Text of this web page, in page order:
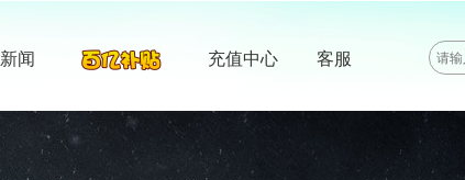
新闻 充值中心 客服